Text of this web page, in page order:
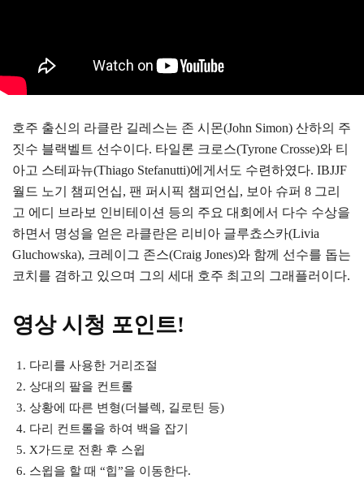
호주 출신의 라클란 길레스는 존 시몬(John Simon) 산하의 주
짓수 블랙벨트 선수이다. 타일론 크로스(Tyrone Crosse)와 티
아고 스테파뉴(Thiago Stefanutti)에게서도 수련하였다. IBJJF
월드 노기 챔피언십, 팬 퍼시픽 챔피언십, 보아 슈퍼 8 그리
고 에디 브라보 인비테이션 등의 주요 대회에서 다수 수상을
하면서 명성을 얻은 라클란은 리비아 글루쵸스카(Livia
Gluchowska), 크레이그 존스(Craig Jones)와 함께 선수를 돕는
코치를 겸하고 있으며 그의 세대 호주 최고의 그래플러이다.
영상 시청 포인트!
다리를 사용한 거리조절
상대의 팔을 컨트롤
상황에 따른 변형(더블렉, 길로틴 등)
다리 컨트롤을 하여 백을 잡기
X가드로 전환 후 스윕
스윕을 할 때 “힙”을 이동한다.